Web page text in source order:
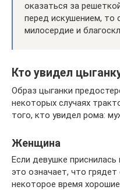
оказаться за
перед искушением, то
милосердие и
Кто увидел
Образ цыганки
некоторых случаях
того, кто увидел рома:
Женщина
Если девушке
это означает, что
некоторое время